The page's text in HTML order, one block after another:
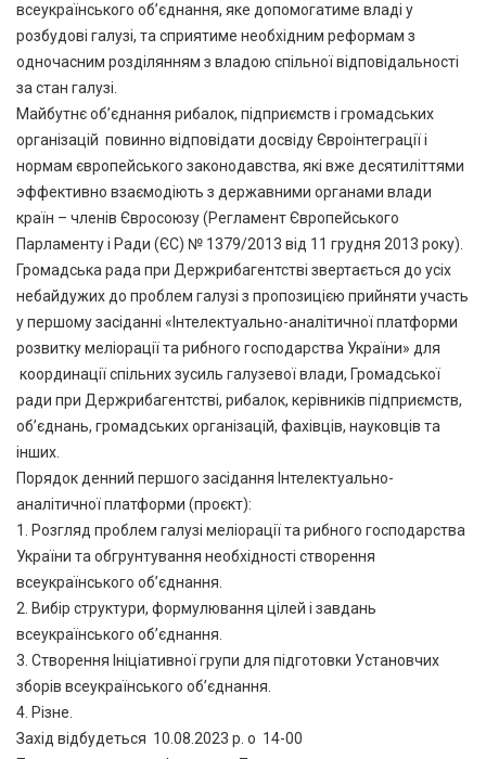
всеукраїнського об’єднання, яке допомогатиме владі у
розбудові галузі, та сприятиме необхідним реформам з
одночасним розділянням з владою спільної відповідальності
за стан галузі.
Майбутнє об’єднання рибалок, підприємств і громадських
організацій повинно відповідати досвіду Євроінтеграції і
нормам європейського законодавства, які вже десятиліттями
эффективно взаємодіють з державними органами влади
країн – членів Євросоюзу (Регламент Європейського
Парламенту і Ради (ЄС) № 1379/2013 від 11 грудня 2013 року).
Громадська рада при Держрибагентстві звертається до усіх
небайдужих до проблем галузі з пропозицією прийняти участь
у першому засіданні «Інтелектуально-аналітичної платформи
розвитку меліорації та рибного господарства України» для
координації спільних зусиль галузевої влади, Громадської
ради при Держрибагентстві, рибалок, керівників підприємств,
об’єднань, громадських організацій, фахівців, науковців та
інших.
Порядок денний першого засідання Інтелектуально-
аналітичної платформи (проєкт):
1. Розгляд проблем галузі меліорації та рибного господарства
України та обгрунтування необхідності створення
всеукраїнського об’єднання.
2. Вибір структури, формулювання цілей і завдань
всеукраїнського об’єднання.
3. Створення Ініціативної групи для підготовки Установчих
зборів всеукраїнського об’єднання.
4. Різне.
Захід відбудеться 10.08.2023 р. о 14-00